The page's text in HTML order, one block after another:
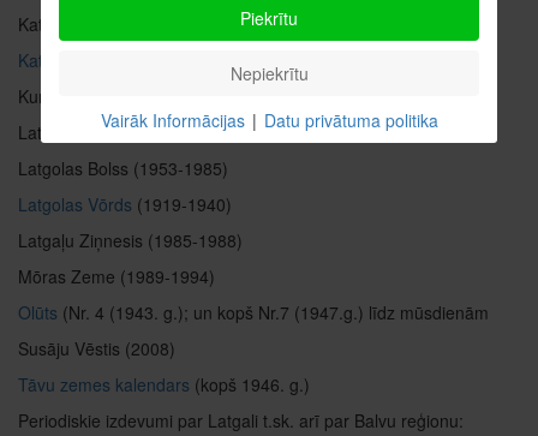
Katōļu Dzeive (kopš 1989. g.)
Katoļu kalendārs
Kurmenīte (kopš 1997.g.), kopš 2010. g. aprīļa
Latgola (1946-1954)
Latgolas Bolss (1953-1985)
Latgolas Vōrds (1919-1940)
Latgaļu Ziņnesis (1985-1988)
Mōras Zeme (1989-1994)
Olūts (Nr. 4 (1943. g.); un kopš Nr.7 (1947.g.) līdz mūsdienām
Susāju Vēstis (2008)
Tāvu zemes kalendars (kopš 1946. g.)
Periodiskie izdevumi par Latgali t.sk. arī par Balvu reģionu:
Piekrītu
Nepiekrītu
Vairāk Informācijas | Datu privātuma politika